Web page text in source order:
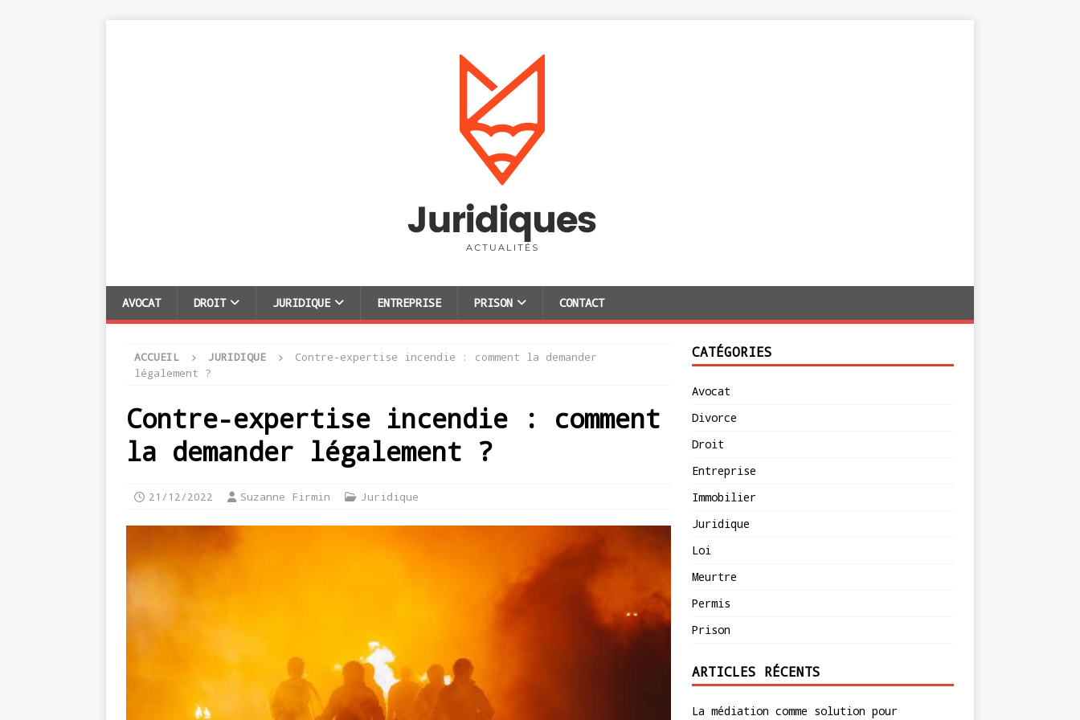
AVOCAT DROIT JURIDIQUE ENTREPRISE PRISON CONTACT
ACCUEIL JURIDIQUE
Contre-expertise incendie : comment la demander
légalement ?
Contre-expertise incendie : comment
la demander légalement ?
21/12/2022 Suzanne Firmin Juridique
CATÉGORIES
Avocat
Divorce
Droit
Entreprise
Immobilier
Juridique
Loi
Meurtre
Permis
Prison
ARTICLES RÉCENTS
La médiation comme solution pour